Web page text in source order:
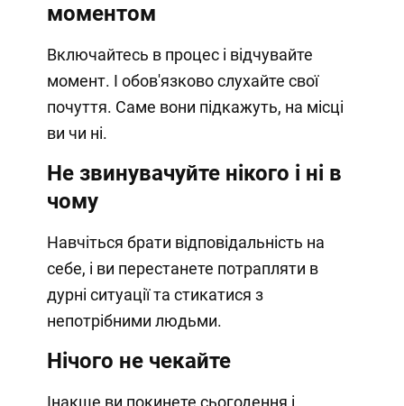
моментом
Включайтесь в процес і відчувайте
момент. І обов'язково слухайте свої
почуття. Саме вони підкажуть, на місці
ви чи ні.
Не звинувачуйте нікого і ні в
чому
Навчіться брати відповідальність на
себе, і ви перестанете потрапляти в
дурні ситуації та стикатися з
непотрібними людьми.
Нічого не чекайте